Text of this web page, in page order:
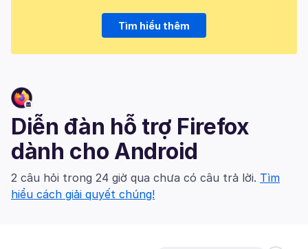
Tìm hiểu thêm
Diễn đàn hỗ trợ Firefox
dành cho Android
2 câu hỏi trong 24 giờ qua chưa có câu trả lời. Tìm
hiểu cách giải quyết chúng!